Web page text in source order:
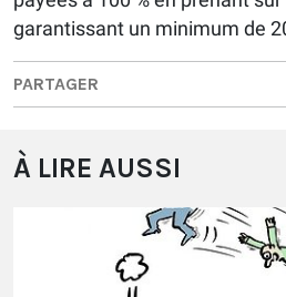
garantissant un minimum de
PARTAGER
À LIRE AUSSI